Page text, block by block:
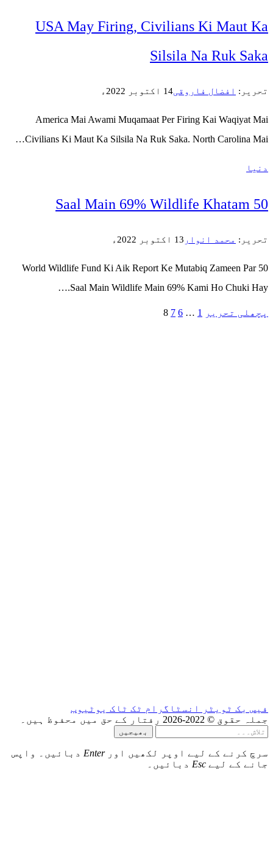
USA May Firing,
America Mai Awami
Civilians Ki Maut Ka Silsila Na
World Wildlife Fund Ki Aik Report
Saal Main Wildlife
ٹک ٹاک یوٹیوب
بھیجیں
لکھیں اورEnterدبائیں۔ واپس